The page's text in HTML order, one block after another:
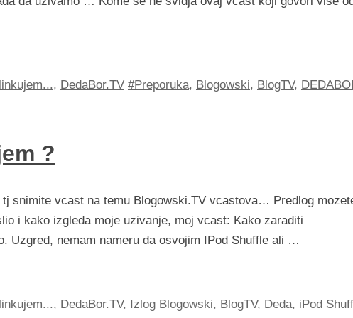
, DedaBor.TV #Preporuka, Blogowski, BlogTV,
?
snimite vcast na temu Blogowski.TV vcastova… Predlog
i kako izgleda moje uzivanje, moj vcast: Kako zaraditi
Uzgred, nemam nameru da osvojim IPod Shuffle ali …
, DedaBor.TV, Izlog Blogowski, BlogTV, Deda, iPod